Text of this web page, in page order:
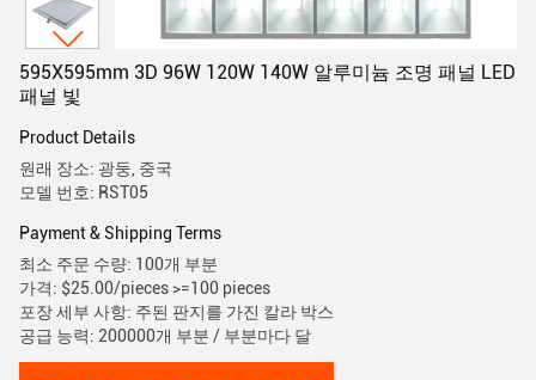
595X595mm 3D 96W 120W 140W 알루미늄 조명 패널 LED
패널 빛
Product Details
원래 장소: 광둥, 중국
모델 번호: RST05
Payment & Shipping Terms
최소 주문 수량: 100개 부분
가격: $25.00/pieces >=100 pieces
포장 세부 사항: 주된 판지를 가진 칼라 박스
공급 능력: 200000개 부분 / 부분마다 달